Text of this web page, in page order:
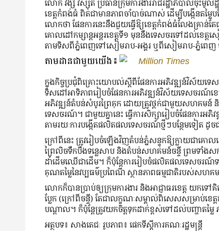
លោក វង្សី វិស្សុត ប្រធានក្រុមការងាររាជរដ្ឋាភិបាលចុះ
ខេត្តកំពង់ធំ ពិតជាមានភាពចាំបាច់ណាស់ ដើម្បីបង្កើនតម្លៃ
លោកថា ផែនការនេះនឹងជួយធ្វើឱ្យខេត្តកំពង់ធំលែងគ្រាន់
គោលដៅកម្សាន្តអន្តរខេត្តទី១ មុននឹងទេសចរទៅដល់ខេត្
តាមទិសពីភ្នំពេញទៅសៀមរាប-អង្គរ ឬពីសៀមរាប-ភ្នំព
តាមដានជាមួយយើង៖ Million Times
ក្នុងកិច្ចប្រជុំពិគ្រោះយោបល់ស្ដីពីផែនការអភិវឌ្ឍន៍វិស័យទ
ទិសដៅអាទិភាពរៀបចំផែនការអភិវឌ្ឍន៍វិស័យទេសចរណ៍ខេ
អភិវឌ្ឍន៍តំបន់សំបូរព្រៃគុក ដោយត្រូវថ្ពក់ជាមួយសហគមន៍
ទេសចរណ៍។ ជាមួយគ្នានេះ ធ្វើការសិក្សារៀបចំផែនការអ
តាមរយៈការបង្កើតផលិតផលទេសចរណ៍ថ្មីៗបន្ថែមទៀត ដូ
ក្រៅពីនេះ ត្រូវរៀបចំឡើងវិញតំបន់ភ្នំសន្ទុកឱ្យក្លាយជា
ព្រៃលិចទឹកបឹងទន្លេសាប និងតំបន់សហគមន៍ចន្ទី ព្រមទាំងស
ដាំដើមឈើជាដើម។ ក៏ប៉ុន្តែការរៀបចំផលិតផលទេសចរណ៍ទ
គុណតម្លៃនៃវប្បធម៌ប្រពៃណី ស្ថានភាពធម្មជាតិរបស់សហគ
លោកក៏បានប្រាប់ឲ្យក្រុមការងារ និងអាជ្ញាធរខេត្ត យក
ប្លែក (ក្រៅពីចន្ទី) តែជាលក្ខណៈសម្គាល់ពិសេសសម្រាប់ខេ
បណ្តាល។ ក៏ប៉ុន្តែត្រូវយកចិត្តទុកដាក់ខ្ពស់ទៅដល់បញ្ហាតម្
អត្ថបទ៖ សាងតេជៈ រូបភាព៖ ផេកទីស្តីការគណៈរដ្ឋមន្រ្តី